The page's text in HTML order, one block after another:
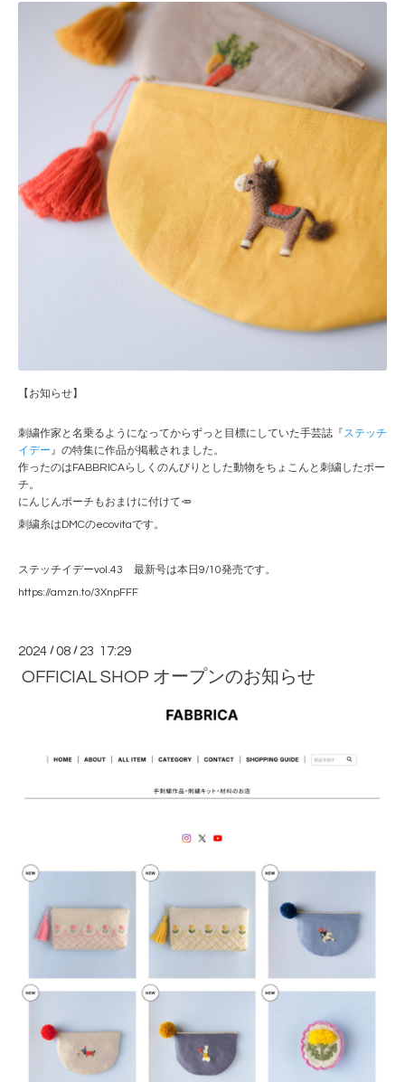
【お知らせ】
刺繍作家と名乗るようになってからずっと目標にしていた手芸誌『 ステッチ
イデー』の特集に作品が掲載されました。
作ったのはFABBRICAらしくのんびりとした動物をちょこんと刺繍したポー
チ。
にんじんポーチもおまけに付けて🥕
刺繍糸はDMCのecovitaです。
ステッチイデーvol.43 最新号は本日9/10発売です。
https://amzn.to/3XnpFFF
2024 /08 / 23 17:29
OFFICIAL SHOP オープンのお知らせ